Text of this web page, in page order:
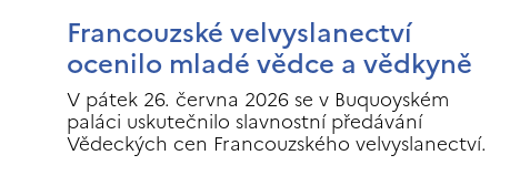
Francouzské velvyslanectví
ocenilo mladé vědce a vědkyně
V pátek 26. června 2026 se v Buquoyském
paláci uskutečnilo slavnostní předávání
Vědeckých cen Francouzského velvyslanectví.